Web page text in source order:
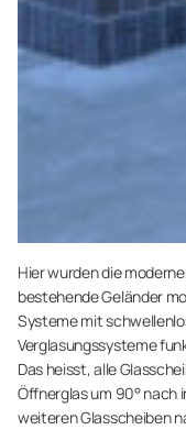
Hier wurden die
bestehende Geländer
Systeme mit
Verglasungssysteme
Das heisst, alle
Öffnerglas um 90° nach
weiteren Glasscheiben